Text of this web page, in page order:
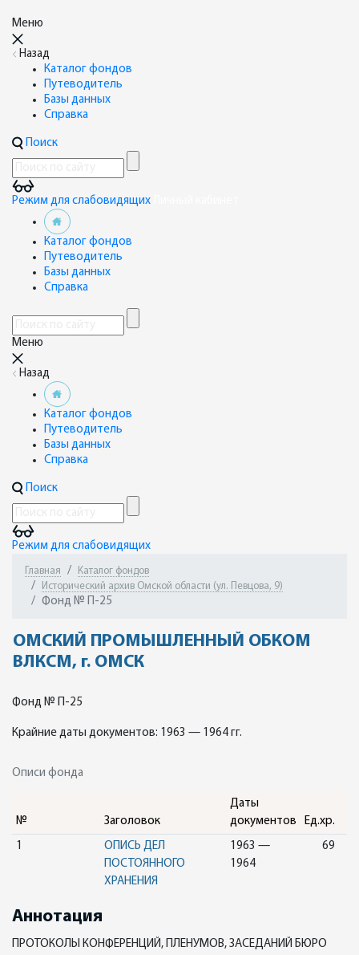
Меню
Назад
Каталог фондов
Путеводитель
Базы данных
Справка
Поиск
Режим для слабовидящих
Каталог фондов
Путеводитель
Базы данных
Справка
Меню
Назад
Каталог фондов
Путеводитель
Базы данных
Справка
Поиск
Режим для слабовидящих
Главная
Каталог фондов
Исторический архив Омской области (ул. Певцова, 9)
Фонд № П-25
ОМСКИЙ ПРОМЫШЛЕННЫЙ ОБКОМ
ВЛКСМ, г. ОМСК
Фонд № П-25
Крайние даты документов: 1963 — 1964 гг.
Описи фонда
№ Заголовок
Даты
документов
Ед.хр.
1
ОПИСЬ ДЕЛ
ПОСТОЯННОГО
ХРАНЕНИЯ
1963 —
1964
69
Аннотация
ПРОТОКОЛЫ КОНФЕРЕНЦИЙ, ПЛЕНУМОВ, ЗАСЕДАНИЙ БЮРО